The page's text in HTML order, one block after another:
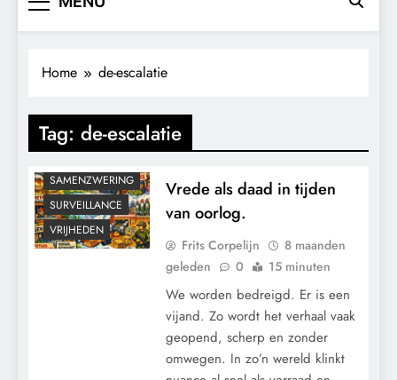
Home de-escalatie
Tag: de-escalatie
GRONDRECHTEN
POLITIEK
SAMENZWERING
SURVEILLANCE
VRIJHEDEN
Vrede als daad in tijden
van oorlog.
Frits Corpelijn
8 maanden
geleden
0 15 minuten
We worden bedreigd. Er is een
vijand. Zo wordt het verhaal vaak
geopend, scherp en zonder
omwegen. In zo’n wereld klinkt